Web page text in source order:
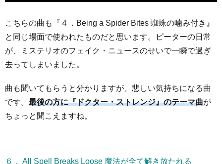
こちらの曲も『４．Being a Spider Bites 蜘蛛の噛み付き』
と同じ場面で使われたものだと思います。ピーターの日常
が、ミステリオのフェイク・ニュースのせいで一瞬で過ぎ
去ってしまいました。
曲も聞いてもらうと分かりますが、悲しい気持ちになる曲
です。 最後の方に『ドクター・ストレンジ』のテーマ曲が
ちょっと聞こえますね。
６． All Spell Breaks Loose 魔法が全て解き放たれる